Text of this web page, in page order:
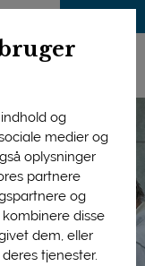
og
medier og
oplysninger
partnere
og
disse
dem, eller
tjenester.